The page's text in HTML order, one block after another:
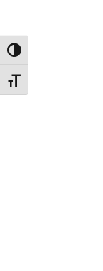
Alternar alto
Alternar tamaño